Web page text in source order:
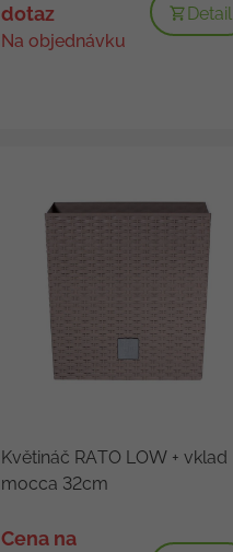
dotaz
Na objednávku
Detail
Květináč RATO LOW + vklad
mocca 32cm
Cena na